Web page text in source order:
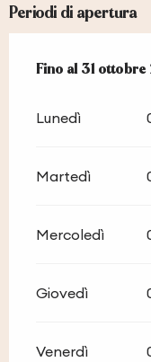
Periodi di apertura
Dal14 aprile
Fino al31
Lunedì
Martedì
Mercoledì
Giovedì
Venerdì